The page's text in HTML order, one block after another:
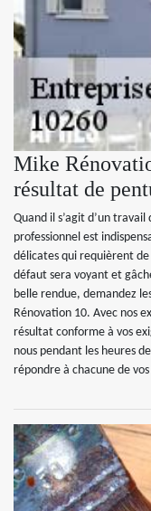
Mike
résultat de
Quand il s’agit d’un
professionnel est
délicates qui requièrent
défaut sera voyant et
belle rendue, demandez
Rénovation 10. Avec nos
résultat conforme à vos
nous pendant les heures
répondre à chacune de